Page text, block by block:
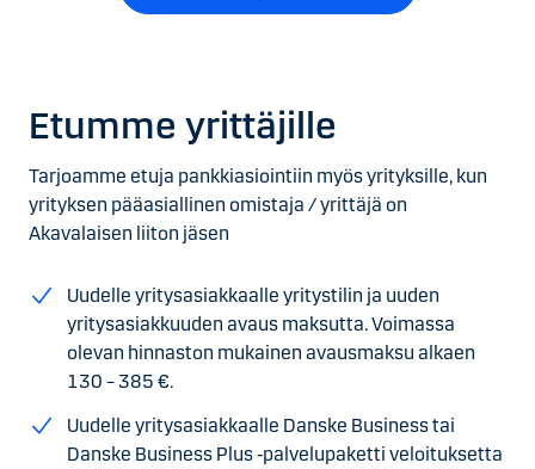
Etumme yrittäjille
Tarjoamme etuja pankkiasiointiin myös yrityksille, kun
yrityksen pääasiallinen omistaja / yrittäjä on
Akavalaisen liiton jäsen
Uudelle yritysasiakkaalle yritystilin ja uuden
yritysasiakkuuden avaus maksutta. Voimassa
olevan hinnaston mukainen avausmaksu alkaen
130 – 385 €.
Uudelle yritysasiakkaalle Danske Business tai
Danske Business Plus ‑palvelupaketti veloituksetta